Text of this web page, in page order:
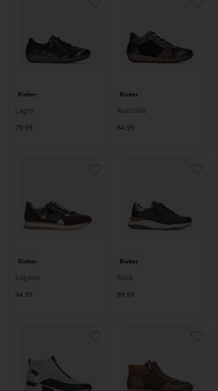
Rieker
Lagro
79.99
Rieker
Australia
84.99
Rieker
Lugano
94.99
Rieker
Rock
99.99